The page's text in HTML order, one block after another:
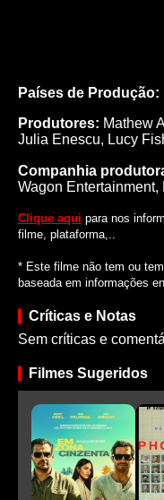
Países de Produção:
Produtores: Mathew
Julia Enescu, Lucy
Companhia
Wagon
Clique aqui para nos
filme, plataforma,..
* Este filme não tem ou
baseada em informações
Críticas e Notas
Sem críticas e
Filmes Sugeridos